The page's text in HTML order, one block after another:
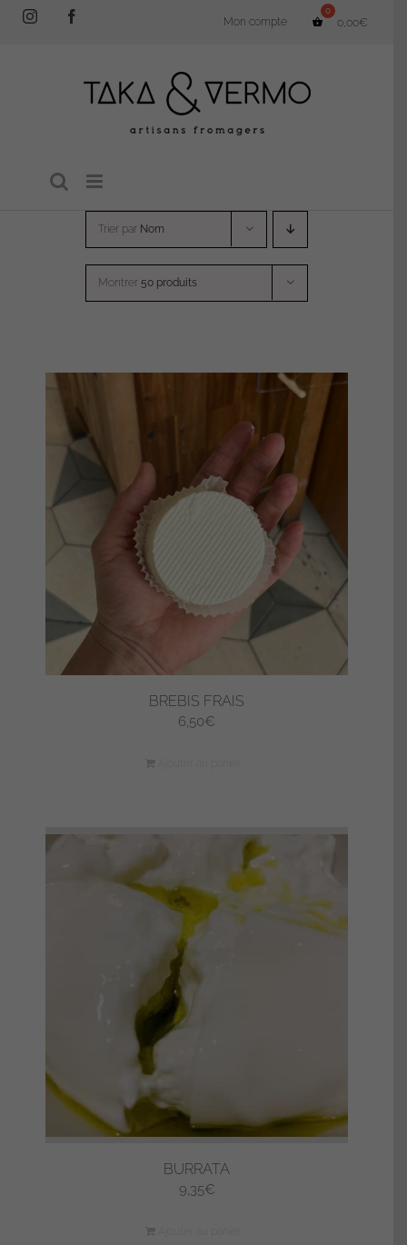
PasserInstagram Mon compte 0,00€
Trier par Nom
Montrer 50 produits
BREBIS FRAIS
6,50€
BURRATA
9,35€